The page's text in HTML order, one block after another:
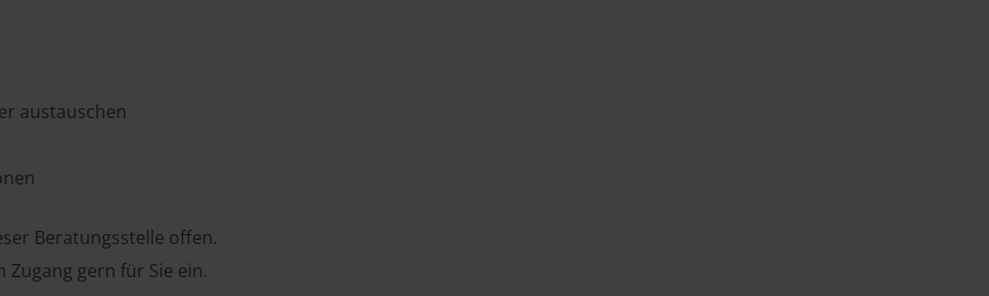
austauschen
Beratungsstelle offen.
gern für Sie ein.